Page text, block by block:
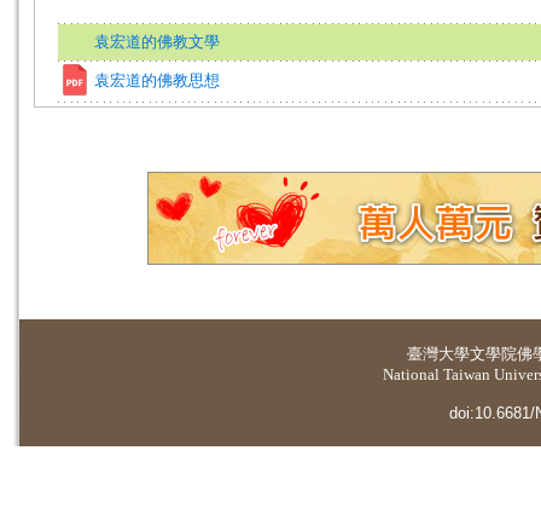
袁宏道的佛教文學
袁宏道的佛教思想
臺灣大學文學院佛
National Taiwan
doi:10.6681/